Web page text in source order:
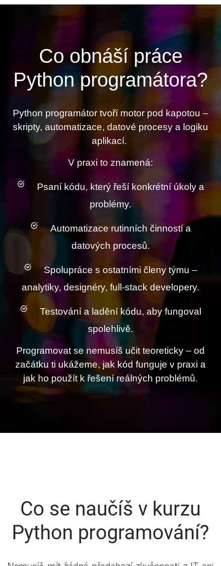
Co obnáší práce
Python programátora?
Python programátor tvoří motor pod kapotou –
skripty, automatizace, datové procesy a logiku
aplikací.
V praxi to znamená:
Psaní kódu, který řeší konkrétní úkoly a
problémy.
Automatizace rutinních činností a
datových procesů.
Spolupráce s ostatními členy týmu –
analytiky, designéry, full-stack developery.
Testování a ladění kódu, aby fungoval
spolehlivě.
Programovat se nemusíš učit teoreticky – od
začátku ti ukážeme, jak kód funguje v praxi a
jak ho použít k řešení reálných problémů.
Co se naučíš v kurzu
Python programování?